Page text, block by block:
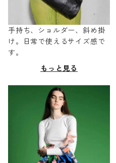
手持ち、ショルダー、斜め掛
け。日常で使えるサイズ感で
す。
もっと見る